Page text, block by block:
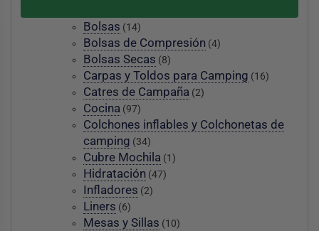
Bolsas (14)
Bolsas de Compresión (4)
Bolsas Secas (8)
Carpas y Toldos para Camping (16)
Catres de Campaña (2)
Cocina (97)
Colchones inflables y Colchonetas de
camping (34)
Cubre Mochila (1)
Hidratación (47)
Infladores (2)
Liners (6)
Mesas y Sillas (10)